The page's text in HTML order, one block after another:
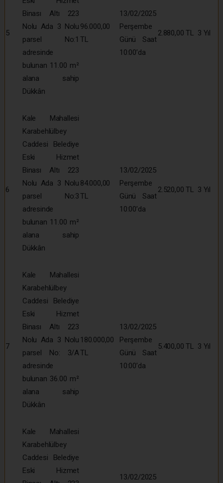
5
Binası Altı 223
Nolu Ada 3 Nolu
parsel No:1
adresinde
bulunan 11.00 m²
alana sahip
Dükkân
96.000,00
TL
13/02/2025
Perşembe
Günü Saat
10:00’da
2.880,00 TL 3 Yıl
6
Kale Mahallesi
Karabehlülbey
Caddesi Belediye
Eski Hizmet
Binası Altı 223
Nolu Ada 3 Nolu
parsel No:3
adresinde
bulunan 11.00 m²
alana sahip
Dükkân
84.000,00
TL
13/02/2025
Perşembe
Günü Saat
10:00’da
2.520,00 TL 3 Yıl
7
Kale Mahallesi
Karabehlülbey
Caddesi Belediye
Eski Hizmet
Binası Altı 223
Nolu Ada 3 Nolu
parsel No: 3/A
adresinde
bulunan 36.00 m²
alana sahip
Dükkân
180.000,00
TL
13/02/2025
Perşembe
Günü Saat
10:00’da
5.400,00 TL 3 Yıl
Kale Mahallesi
Karabehlülbey
Caddesi Belediye
Eski Hizmet
13/02/2025